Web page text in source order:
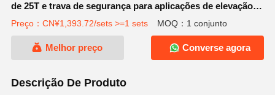
de 25T e trava de segurança para aplicações de elevação
com guindaste
Preço：CN¥1,393.72/sets >=1 sets MOQ：1 conjunto
Melhor preço Converse agora
Descrição De Produto